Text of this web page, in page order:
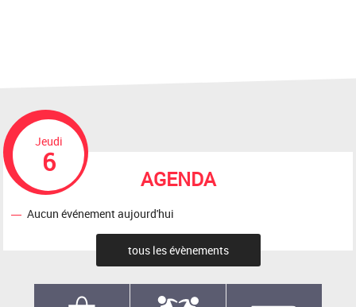
AGENDA
Jeudi
6
Aucun événement aujourd'hui
tous les évènements